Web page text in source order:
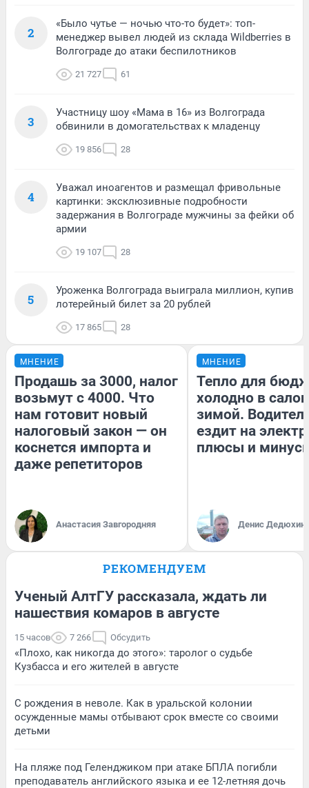
2
«Было чутье — ночью что-то будет»: топ-
менеджер вывел людей из склада Wildberries в
Волгограде до атаки беспилотников
21 727 61
3
Участницу шоу «Мама в 16» из Волгограда
обвинили в домогательствах к младенцу
19 856 28
4
Уважал иноагентов и размещал фривольные
картинки: эксклюзивные подробности
задержания в Волгограде мужчины за фейки об
армии
19 107 28
5
Уроженка Волгограда выиграла миллион, купив
лотерейный билет за 20 рублей
17 865 28
МНЕНИЕ
Продашь за 3000, налог
возьмут с 4000. Что
нам готовит новый
налоговый закон — он
коснется импорта и
даже репетиторов
Анастасия Завгородняя
МНЕНИЕ
Тепло для
холодно в
зимой.
ездит на
плюсы и
Денис Дедюхин
РЕКОМЕНДУЕМ
Ученый АлтГУ рассказала, ждать ли
нашествия комаров в августе
15 часов 7 266 Обсудить
«Плохо, как никогда до этого»: таролог о судьбе
Кузбасса и его жителей в августе
С рождения в неволе. Как в уральской колонии
осужденные мамы отбывают срок вместе со своими
детьми
На пляже под Геленджиком при атаке БПЛА погибли
преподаватель английского языка и ее 12-летняя дочь